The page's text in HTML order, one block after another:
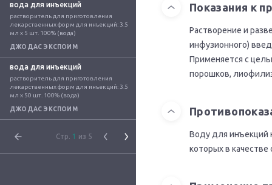
вода для инъекций
растворитель для приготовления
лекарственных форм для инъекций: 3.5
мл x 5 шт. 100% (вода)
ДЖОДАС ЭКСПОИМ
вода для инъекций
растворитель для приготовления
лекарственных форм для инъекций: 3.5
мл x 50 шт. 100% (вода)
ДЖОДАС ЭКСПОИМ
Стр. 1 из 5
Показания к
Растворение и
инфузионного)
Применяется с
порошков,
Воду для инъекций
которых в качестве